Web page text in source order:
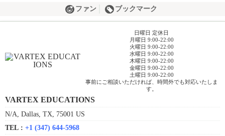
ファン ブックマーク
日曜日 定休日
月曜日 9:00-22:00
火曜日 9:00-22:00
水曜日 9:00-22:00
木曜日 9:00-22:00
金曜日 9:00-22:00
土曜日 9:00-22:00
事前にご相談いただければ、時間外でも対応いたしま
す。
VARTEX EDUCATIONS
N/A, Dallas, TX, 75001 US
TEL : +1 (347) 644-5968